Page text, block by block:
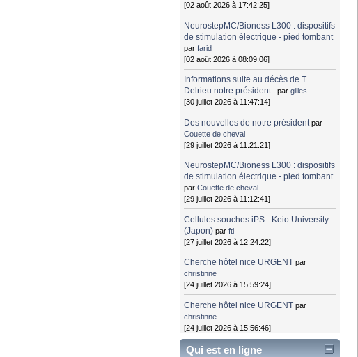
[02 août 2026 à 17:42:25]
NeurostepMC/Bioness L300 : dispositifs
de stimulation électrique - pied tombant
parfarid
[02 août 2026 à 08:09:06]
Informations suite au décès de T
Delrieu notre président . pargilles
[30 juillet 2026 à 11:47:14]
Des nouvelles de notre président par
Couette de cheval
[29 juillet 2026 à 11:21:21]
NeurostepMC/Bioness L300 : dispositifs
de stimulation électrique - pied tombant
parCouette de cheval
[29 juillet 2026 à 11:12:41]
Cellules souches iPS - Keio University
(Japon) parfti
[27 juillet 2026 à 12:24:22]
Cherche hôtel nice URGENT par
christinne
[24 juillet 2026 à 15:59:24]
Cherche hôtel nice URGENT par
christinne
[24 juillet 2026 à 15:56:46]
Qui est en ligne